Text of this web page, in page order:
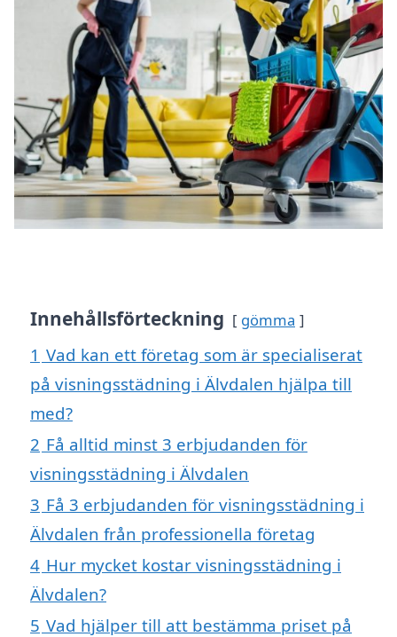
Innehållsförteckning gömma
1 Vad kan ett företag som är specialiserat
på visningsstädning i Älvdalen hjälpa till
med?
2 Få alltid minst 3 erbjudanden för
visningsstädning i Älvdalen
3 Få 3 erbjudanden för visningsstädning i
Älvdalen från professionella företag
4 Hur mycket kostar visningsstädning i
Älvdalen?
5 Vad hjälper till att bestämma priset på